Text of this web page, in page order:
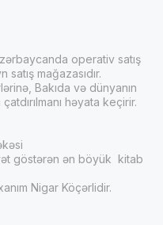
operativ satış
mağazasıdır.
Bakıda və dünyanın
həyata keçirir.
göstərən ən böyük kitab
Nigar Köçərlidir.